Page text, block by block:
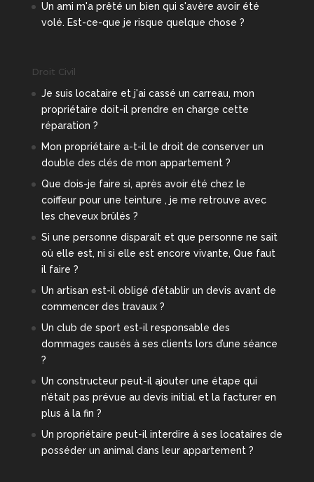
Un ami m'a prêté un bien qui s'avère avoir été
volé. Est-ce-que je risque quelque chose ?
Droit Civil
Je suis locataire et j'ai cassé un carreau, mon
propriétaire doit-il prendre en charge cette
réparation ?
Mon propriétaire a-t-il le droit de conserver un
double des clés de mon appartement ?
Que dois-je faire si, après avoir été chez le
coiffeur pour une teinture , je me retrouve avec
les cheveux brûlés ?
Si une personne disparaît et que personne ne sait
où elle est, ni si elle est encore vivante, Que faut
il faire ?
Un artisan est-il obligé d’établir un devis avant de
commencer des travaux ?
Un club de sport est-il responsable des
dommages causés à ses clients lors d’une séance
?
Un constructeur peut-il ajouter une étape qui
n’était pas prévue au devis initial et la facturer en
plus à la fin ?
Un propriétaire peut-il interdire à ses locataires de
posséder un animal dans leur appartement ?